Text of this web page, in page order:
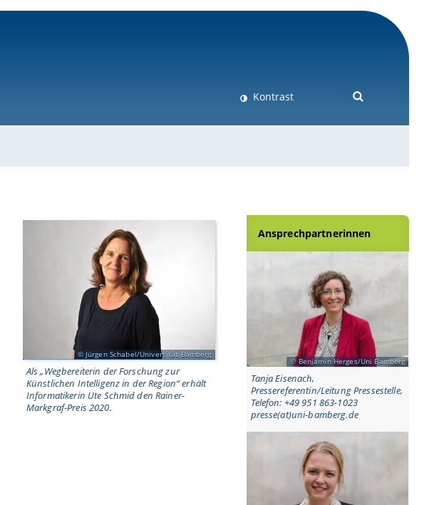
Kontrast
Jürgen Schabel/Universität Bamberg
Als „Wegbereiterin der Forschung zur
Künstlichen Intelligenz in der Region“ erhält
Informatikerin Ute Schmid den Rainer-
Markgraf-Preis 2020.
Ansprechpartnerinnen
Benjamin Herges/Uni Bamberg
Tanja Eisenach,
Pressereferentin/Leitung Pressestelle,
Telefon: +49 951 863-1023
presse(at)uni-bamberg.de